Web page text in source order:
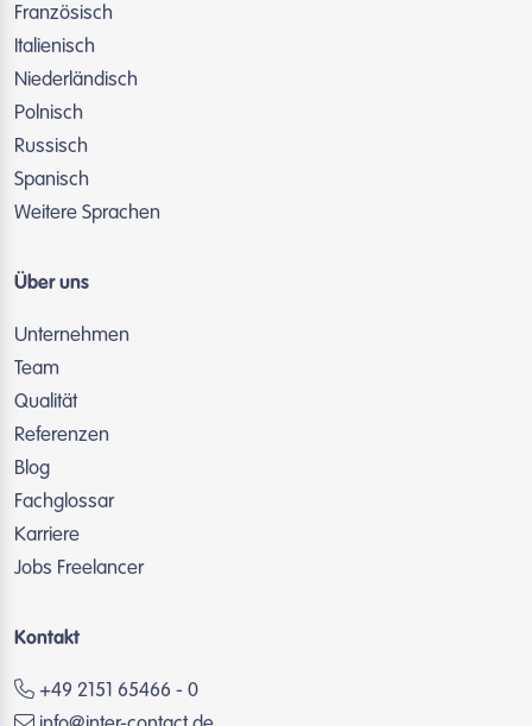
Französisch
Italienisch
Niederländisch
Polnisch
Russisch
Spanisch
Weitere Sprachen
Über uns
Unternehmen
Team
Qualität
Referenzen
Blog
Fachglossar
Karriere
Jobs Freelancer
Kontakt
+49 2151 65466 - 0